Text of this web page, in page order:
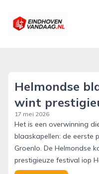
eindhovenvandaag.nl
Helmondse
wint
17 mei 2026
Het is een overwinning
blaaskapellen: de eerste
Groenlo. De Helmondse
prestigieuze festival iop